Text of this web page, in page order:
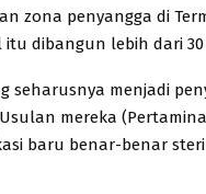
zona penyangga di
dibangun lebih dari
seharusnya menjadi
mereka
baru benar-benar